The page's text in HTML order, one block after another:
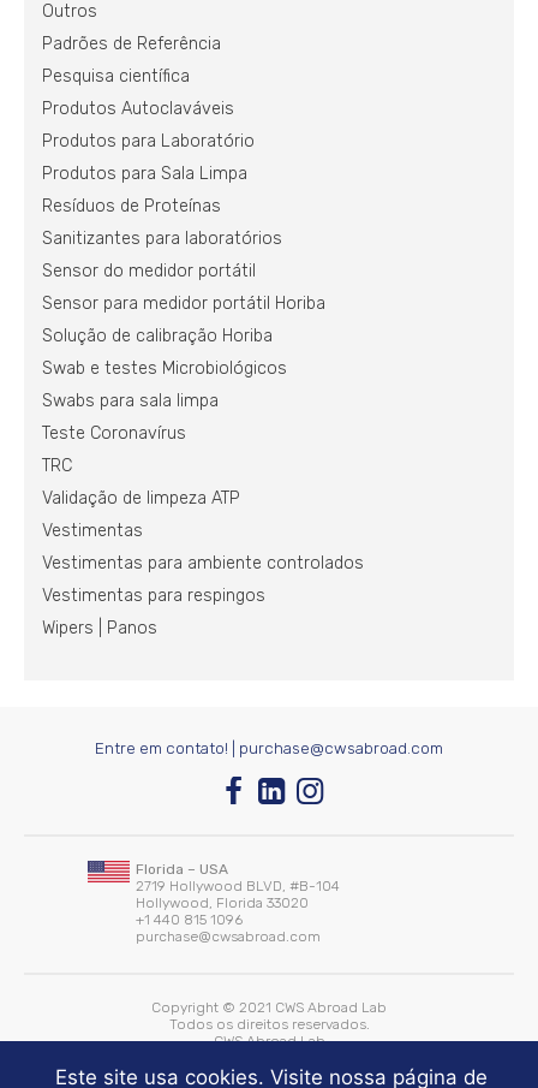
Outros
Padrões de Referência
Pesquisa científica
Produtos Autoclaváveis
Produtos para Laboratório
Produtos para Sala Limpa
Resíduos de Proteínas
Sanitizantes para laboratórios
Sensor do medidor portátil
Sensor para medidor portátil Horiba
Solução de calibração Horiba
Swab e testes Microbiológicos
Swabs para sala limpa
Teste Coronavírus
TRC
Validação de limpeza ATP
Vestimentas
Vestimentas para ambiente controlados
Vestimentas para respingos
Wipers | Panos
Entre em contato! | purchase@cwsabroad.com
Copyright © 2021 CWS Abroad Lab
Todos os direitos reservados.
CWS Abroad Lab
Mantido by:SEO Planejamento
Florida – USA
2719 Hollywood BLVD, #B-104
Hollywood, Florida 33020
+1 440 815 1096
purchase@cwsabroad.com
Este site usa cookies. Visite nossa página de